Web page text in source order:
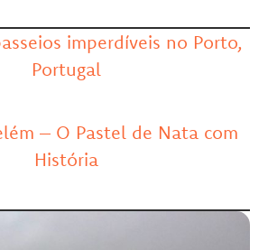
imperdíveis no Porto,
Portugal
– O Pastel de Nata com
História